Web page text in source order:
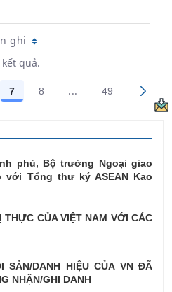
ghi
quả.
gian Use TAB to navigate.
trang trên cổng
Các trang trên cổng
7 Các trang trên cổng
8 ...Trang trung gian
Các trang
49
phủ, Bộ trưởng Ngoại giao
với Tổng thư ký ASEAN Kao
THỰC CỦA VIỆT NAM VỚI CÁC
SẢN/DANH HIỆU CỦA VN ĐÃ
NHẬN/GHI DANH